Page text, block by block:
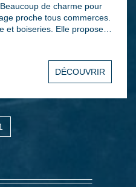
proche tous commerces.
et boiseries. Elle propose
un bureau. Trois
buanderie, nombreux
et le village. Deux
supplément une remise de
DÉCOUVRIR